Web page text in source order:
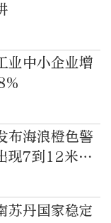
业中小企业增
布海浪橙色警
现7到12米狂
苏丹国家稳定